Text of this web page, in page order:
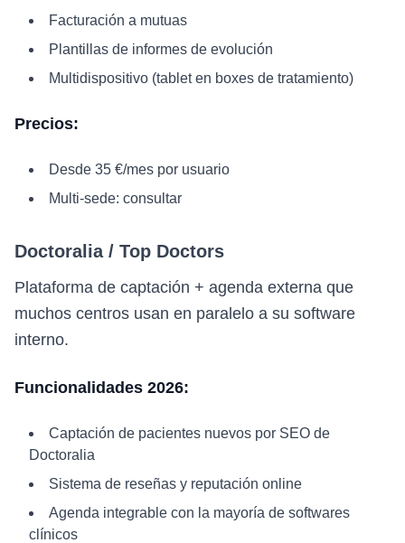
Facturación a mutuas
Plantillas de informes de evolución
Multidispositivo (tablet en boxes de tratamiento)
Precios:
Desde 35 €/mes por usuario
Multi-sede: consultar
Doctoralia / Top Doctors
Plataforma de captación + agenda externa que
muchos centros usan en paralelo a su software
interno.
Funcionalidades 2026:
Captación de pacientes nuevos por SEO de
Doctoralia
Sistema de reseñas y reputación online
Agenda integrable con la mayoría de softwares
clínicos